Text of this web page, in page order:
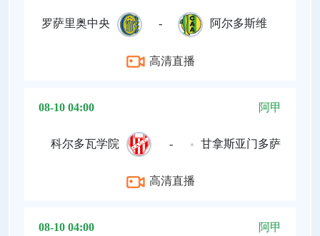
罗萨里奥中央 - 阿尔多斯维
高清直播
08-10 04:00 阿甲
科尔多瓦学院 - 甘拿斯亚门多萨
高清直播
08-10 04:00 阿甲